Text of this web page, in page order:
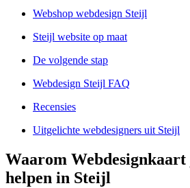
Webshop webdesign Steijl
Steijl website op maat
De volgende stap
Webdesign Steijl FAQ
Recensies
Uitgelichte webdesigners uit Steijl
Waarom
helpen in Steijl